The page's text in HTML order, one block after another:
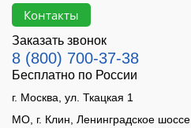
Контакты
Заказать звонок
8 (800) 700-37-38
Бесплатно по России
г. Москва, ул. Ткацкая 1
МО, г. Клин, Ленинградское шоссе